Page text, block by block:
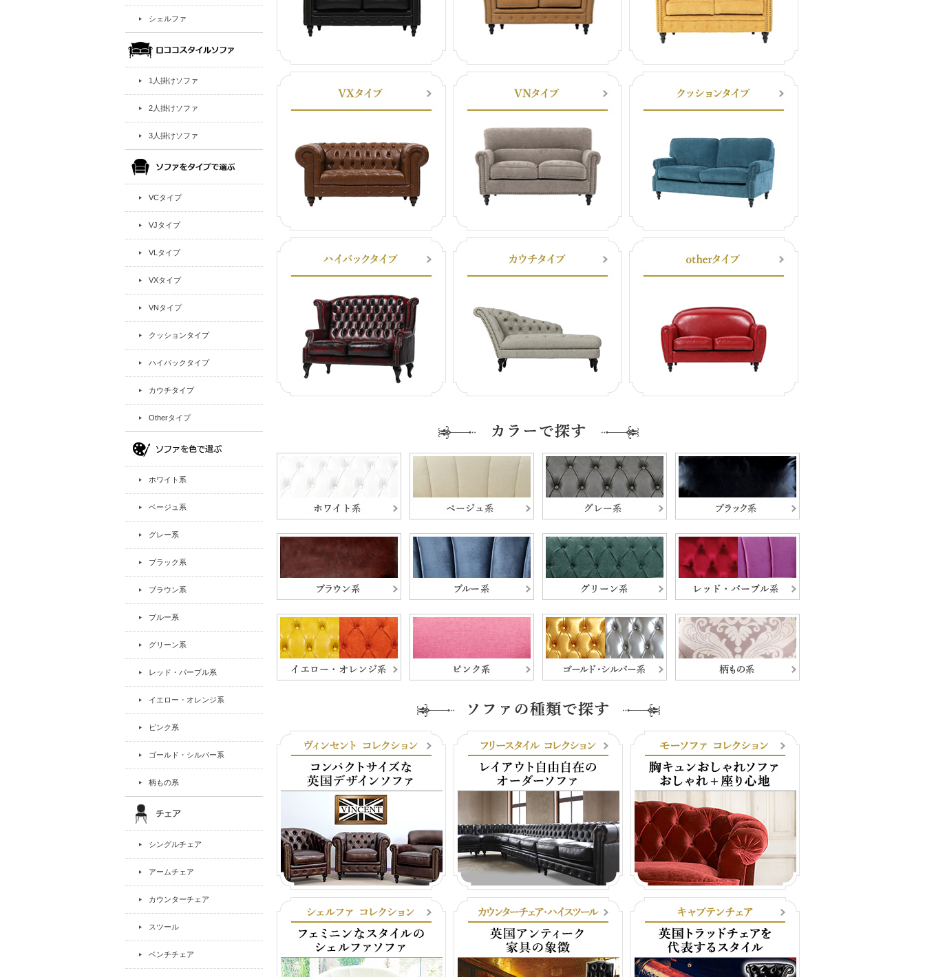
シェルファ
1人掛けソファ
2人掛けソファ
3人掛けソファ
VCタイプ
VJタイプ
VLタイプ
VXタイプ
VNタイプ
クッションタイプ
ハイバックタイプ
カウチタイプ
Otherタイプ
ホワイト系
ベージュ系
グレー系
ブラック系
ブラウン系
ブルー系
グリーン系
レッド・パープル系
イエロー・オレンジ系
ピンク系
ゴールド・シルバー系
柄もの系
シングルチェア
アームチェア
カウンターチェア
スツール
ベンチチェア